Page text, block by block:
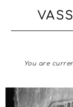
You are